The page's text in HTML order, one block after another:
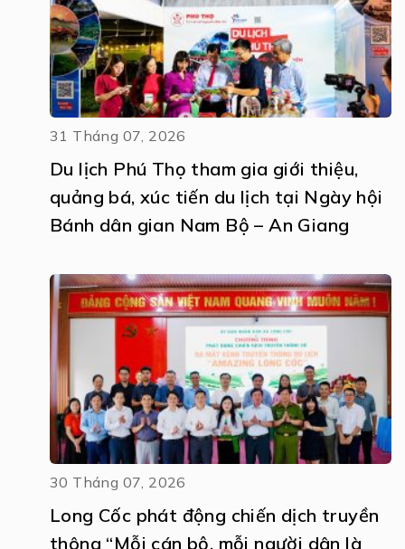
31 Tháng 07, 2026
Du lịch Phú Thọ tham gia giới thiệu,
quảng bá, xúc tiến du lịch tại Ngày hội
Bánh dân gian Nam Bộ – An Giang
30 Tháng 07, 2026
Long Cốc phát động chiến dịch truyền
thông “Mỗi cán bộ, mỗi người dân là